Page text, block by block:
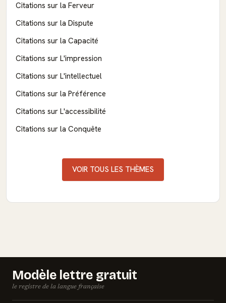
Citations sur la Ferveur
Citations sur la Dispute
Citations sur la Capacité
Citations sur L'impression
Citations sur L'intellectuel
Citations sur la Préférence
Citations sur L'accessibilité
Citations sur la Conquête
VOIR TOUS LES THÈMES
Modèle lettre gratuit
le registre de la langue française